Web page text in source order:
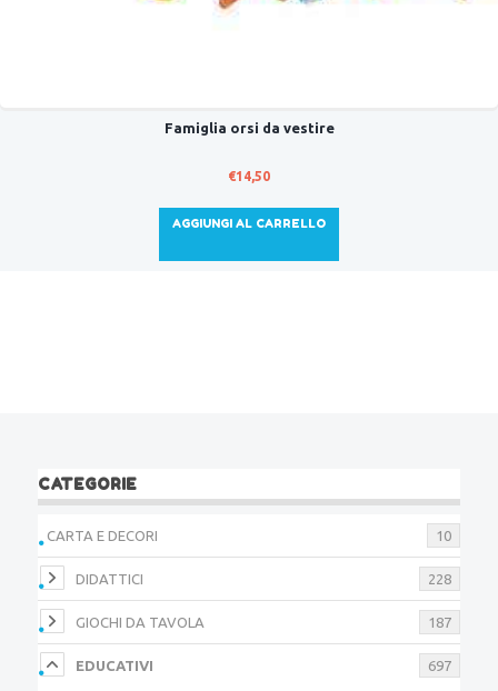
Famiglia orsi da vestire
€14,50
AGGIUNGI AL CARRELLO
CATEGORIE
CARTA E DECORI 10
DIDATTICI 228
GIOCHI DA TAVOLA 187
EDUCATIVI 697